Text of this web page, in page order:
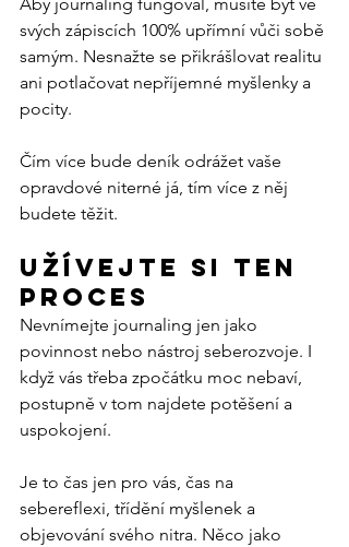
svých zápiscích 100% upřímní vůči sobě
samým. Nesnažte se přikrášlovat realitu
ani potlačovat nepříjemné myšlenky a
pocity.
Čím více bude deník odrážet vaše
opravdové niterné já, tím více z něj
budete těžit.
Užívejte si ten
proces
Nevnímejte journaling jen jako
povinnost nebo nástroj seberozvoje. I
když vás třeba zpočátku moc nebaví,
postupně v tom najdete potěšení a
uspokojení.
Je to čas jen pro vás, čas na
sebereflexi, třídění myšlenek a
objevování svého nitra. Něco jako